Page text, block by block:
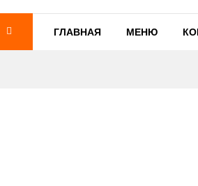
ГЛАВНАЯ МЕНЮ